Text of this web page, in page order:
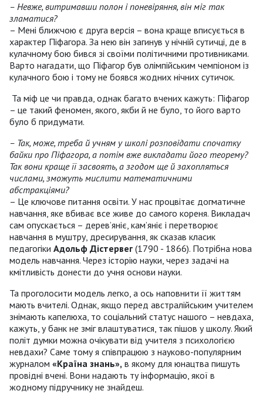
– Невже, витримавши полон і поневіряння, він міг так
зламатися?
– Мені ближчою є друга версія – вона краще вписується в
характер Піфагора. За нею він загинув у нічній сутичці, де в
кулачному бою бився зі своїми політичними противниками.
Варто нагадати, що Піфагор був олімпійським чемпіоном із
кулачного бою і тому не боявся жодних нічних сутичок.
Та міф це чи правда, однак багато вчених кажуть: Піфагор
– це такий феномен, якого, якби й не було, то його варто
було б придумати.
– Так, може, треба й учням у школі розповідати спочатку
байки про Піфагора, а потім вже викладати його теорему?
Так вони краще її засвоять, а згодом ще й захопляться
числами, зможуть мислити математичними
абстракціями?
– Це ключове питання освіти. У нас процвітає догматичне
навчання, яке вбиває все живе до самого кореня. Викладач
сам опускається – дерев’яніє, кам’яніє і перетворює
навчання в муштру, дресирування, як сказав класик
педагогіки Адольф Дістервег (1790 - 1866). Потрібна нова
модель навчання. Через історію науки, через задачі на
кмітливість донести до учня основи науки.
Та проголосити модель легко, а ось наповнити її життям
мають вчителі. Однак, якщо перед австралійським учителем
знімають капелюха, то соціальний статус нашого – невдаха,
кажуть, у банк не зміг влаштуватися, так пішов у школу. Який
політ думки можна очікувати від учителя з психологією
невдахи? Саме тому я співпрацюю з науково-популярним
журналом «Країна знань», в якому для юнацтва пишуть
провідні вчені. Вони надають ту інформацію, якої в
жодному підручнику не знайдеш.